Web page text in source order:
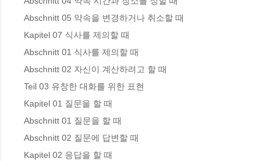
Abschnitt 05 약속을 변경하거나 취소할 때
Kapitel 07 식사를 제의할 때
Abschnitt 01 식사를 제의할 때
Abschnitt 02 자신이 계산하려고 할 때
Teil 03 유창한 대화를 위한 표현
Kapitel 01 질문을 할 때
Abschnitt 01 질문을 할 때
Abschnitt 02 질문에 답변할 때
Kapitel 02 응답을 할 때